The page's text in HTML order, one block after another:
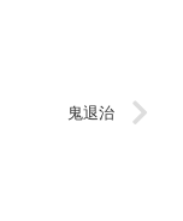
鬼退治